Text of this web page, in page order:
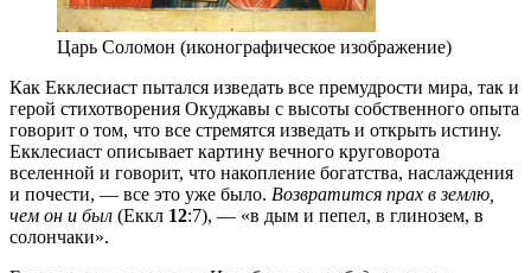
Царь Соломон (иконографическое изображение)
Как Екклесиаст пытался изведать все премудрости мира, так и
герой стихотворения Окуджавы с высоты собственного опыта
говорит о том, что все стремятся изведать и открыть истину.
Екклесиаст описывает картину вечного круговорота
вселенной и говорит, что накопление богатства, наслаждения
и почести, — все это уже было. Возвратится прах в землю,
чем он и был (Еккл 12:7), — «в дым и пепел, в глинозем, в
солончаки».